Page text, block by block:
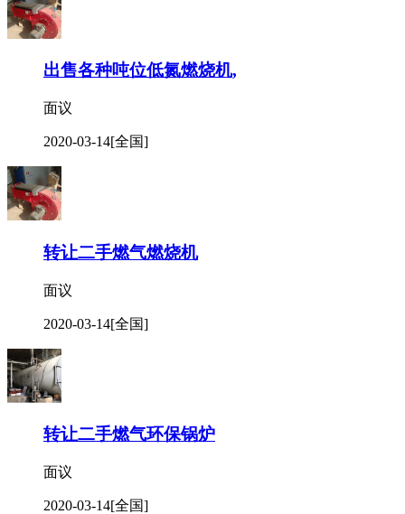
出售各种吨位低氮燃烧机,
面议
2020-03-14[全国]
转让二手燃气燃烧机
面议
2020-03-14[全国]
转让二手燃气环保锅炉
面议
2020-03-14[全国]